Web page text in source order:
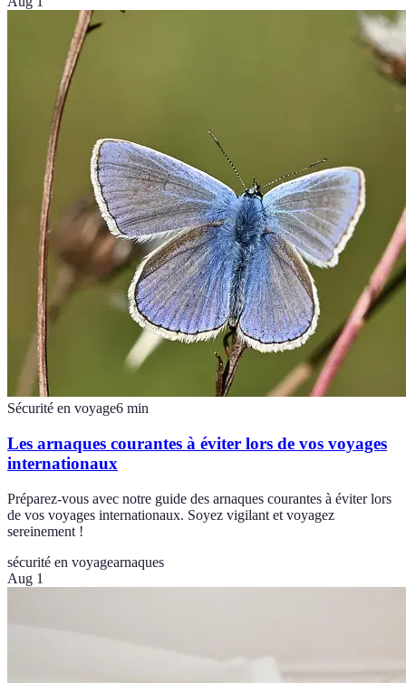
Sécurité en voyage6 min
Les arnaques courantes à éviter lors de vos voyages
internationaux
Préparez-vous avec notre guide des arnaques courantes à éviter lors
de vos voyages internationaux. Soyez vigilant et voyagez
sereinement !
sécurité en voyagearnaques
Aug 1